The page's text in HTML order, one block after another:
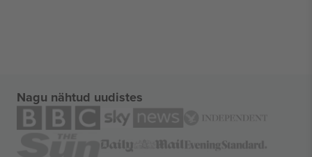
Nagu nähtud uudistes